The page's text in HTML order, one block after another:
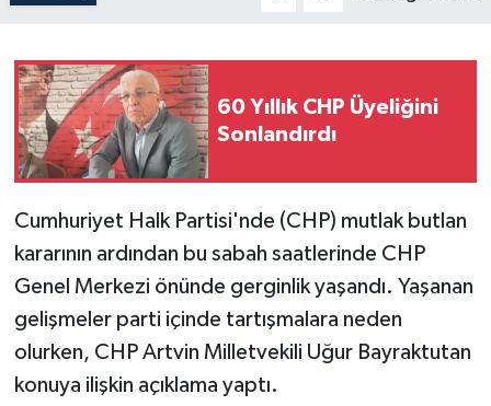
60 Yıllık CHP Üyeliğini
Sonlandırdı
Cumhuriyet Halk Partisi'nde (CHP) mutlak butlan
kararının ardından bu sabah saatlerinde CHP
Genel Merkezi önünde gerginlik yaşandı. Yaşanan
gelişmeler parti içinde tartışmalara neden
olurken, CHP Artvin Milletvekili Uğur Bayraktutan
konuya ilişkin açıklama yaptı.